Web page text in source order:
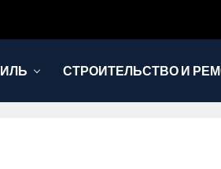
СТРОИТЕЛЬСТВО И